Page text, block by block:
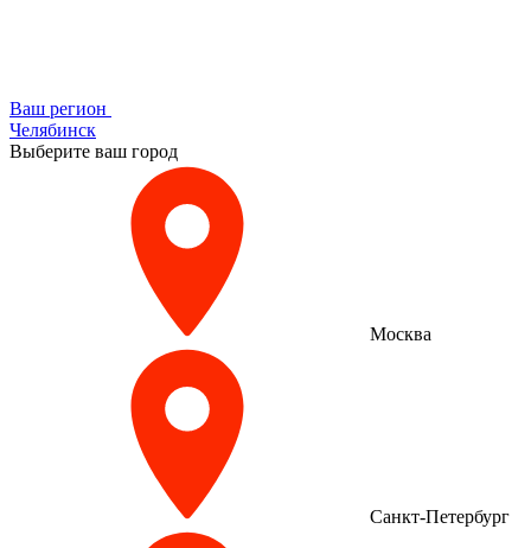
Ваш регион
Челябинск
Выберите ваш город
Москва
Санкт-Петербург